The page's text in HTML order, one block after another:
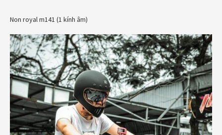
Non royal m141 (1 kính âm)